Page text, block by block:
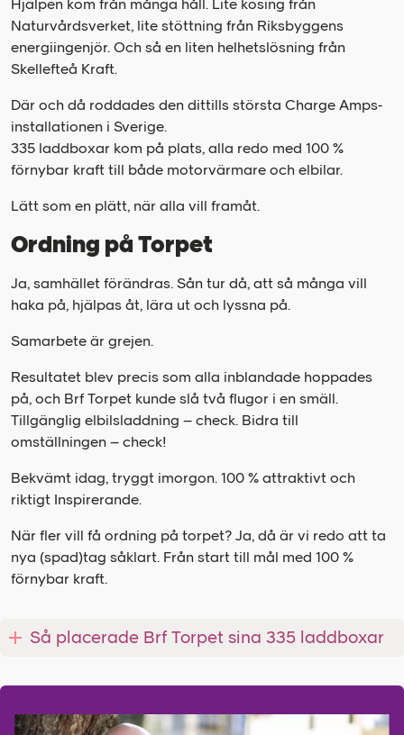
Hjälpen kom från många håll. Lite kosing från
Naturvårdsverket, lite stöttning från Riksbyggens
energiingenjör. Och så en liten helhetslösning från
Skellefteå Kraft.
Där och då roddades den dittills största Charge Amps-
installationen i Sverige.
335 laddboxar kom på plats, alla redo med 100 %
förnybar kraft till både motorvärmare och elbilar.
Lätt som en plätt, när alla vill framåt.
Ordning på Torpet
Ja, samhället förändras. Sån tur då, att så många vill
haka på, hjälpas åt, lära ut och lyssna på.
Samarbete är grejen.
Resultatet blev precis som alla inblandade hoppades
på, och Brf Torpet kunde slå två flugor i en smäll.
Tillgänglig elbilsladdning – check. Bidra till
omställningen – check!
Bekvämt idag, tryggt imorgon. 100 % attraktivt och
riktigt Inspirerande.
När fler vill få ordning på torpet? Ja, då är vi redo att ta
nya (spad)tag såklart. Från start till mål med 100 %
förnybar kraft.
Så placerade Brf Torpet sina 335 laddboxar